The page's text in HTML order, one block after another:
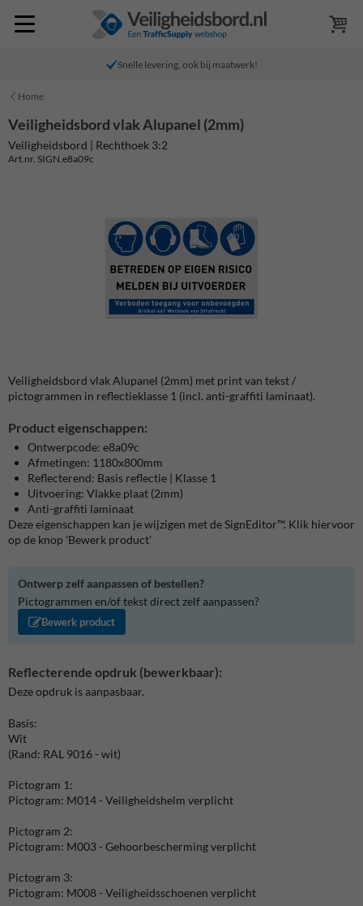
Snelle levering, ook bij maatwerk!
Home
Veiligheidsbord vlak Alupanel (2mm)
Veiligheidsbord | Rechthoek 3:2
Art.nr. SIGN.e8a09c
Veiligheidsbord vlak Alupanel (2mm) met print van tekst /
pictogrammen in reflectieklasse 1 (incl. anti-graffiti laminaat).
Product eigenschappen:
Ontwerpcode: e8a09c
Afmetingen: 1180x800mm
Reflecterend: Basis reflectie | Klasse 1
Uitvoering: Vlakke plaat (2mm)
Anti-graffiti laminaat
Deze eigenschappen kan je wijzigen met de SignEditor™. Klik hiervoor
op de knop 'Bewerk product'
Ontwerp zelf aanpassen of bestellen?
Pictogrammen en/of tekst direct zelf aanpassen?
Bewerk product
Reflecterende opdruk (bewerkbaar):
Deze opdruk is aanpasbaar.
Basis:
Wit
(Rand: RAL 9016 - wit)
Pictogram 1:
Pictogram: M014 - Veiligheidshelm verplicht
Pictogram 2:
Pictogram: M003 - Gehoorbescherming verplicht
Pictogram 3:
Pictogram: M008 - Veiligheidsschoenen verplicht